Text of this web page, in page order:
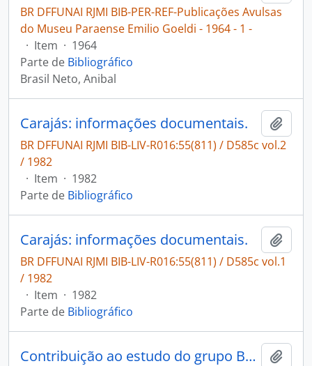
BR DFFUNAI RJMI BIB-PER-REF-Publicações Avulsas
do Museu Paraense Emilio Goeldi - 1964 - 1 -
· Item · 1964
Parte de Bibliográfico
Brasil Neto, Anibal
Carajás: informações documentais.
BR DFFUNAI RJMI BIB-LIV-R016:55(811) / D585c vol.2
/ 1982
· Item · 1982
Parte de Bibliográfico
Carajás: informações documentais.
BR DFFUNAI RJMI BIB-LIV-R016:55(811) / D585c vol.1
/ 1982
· Item · 1982
Parte de Bibliográfico
Contribuição ao estudo do grupo Barreiras no Rio Grande do Norte